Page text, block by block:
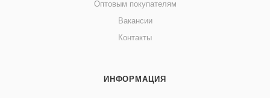
Оптовым покупателям
Вакансии
Контакты
ИНФОРМАЦИЯ